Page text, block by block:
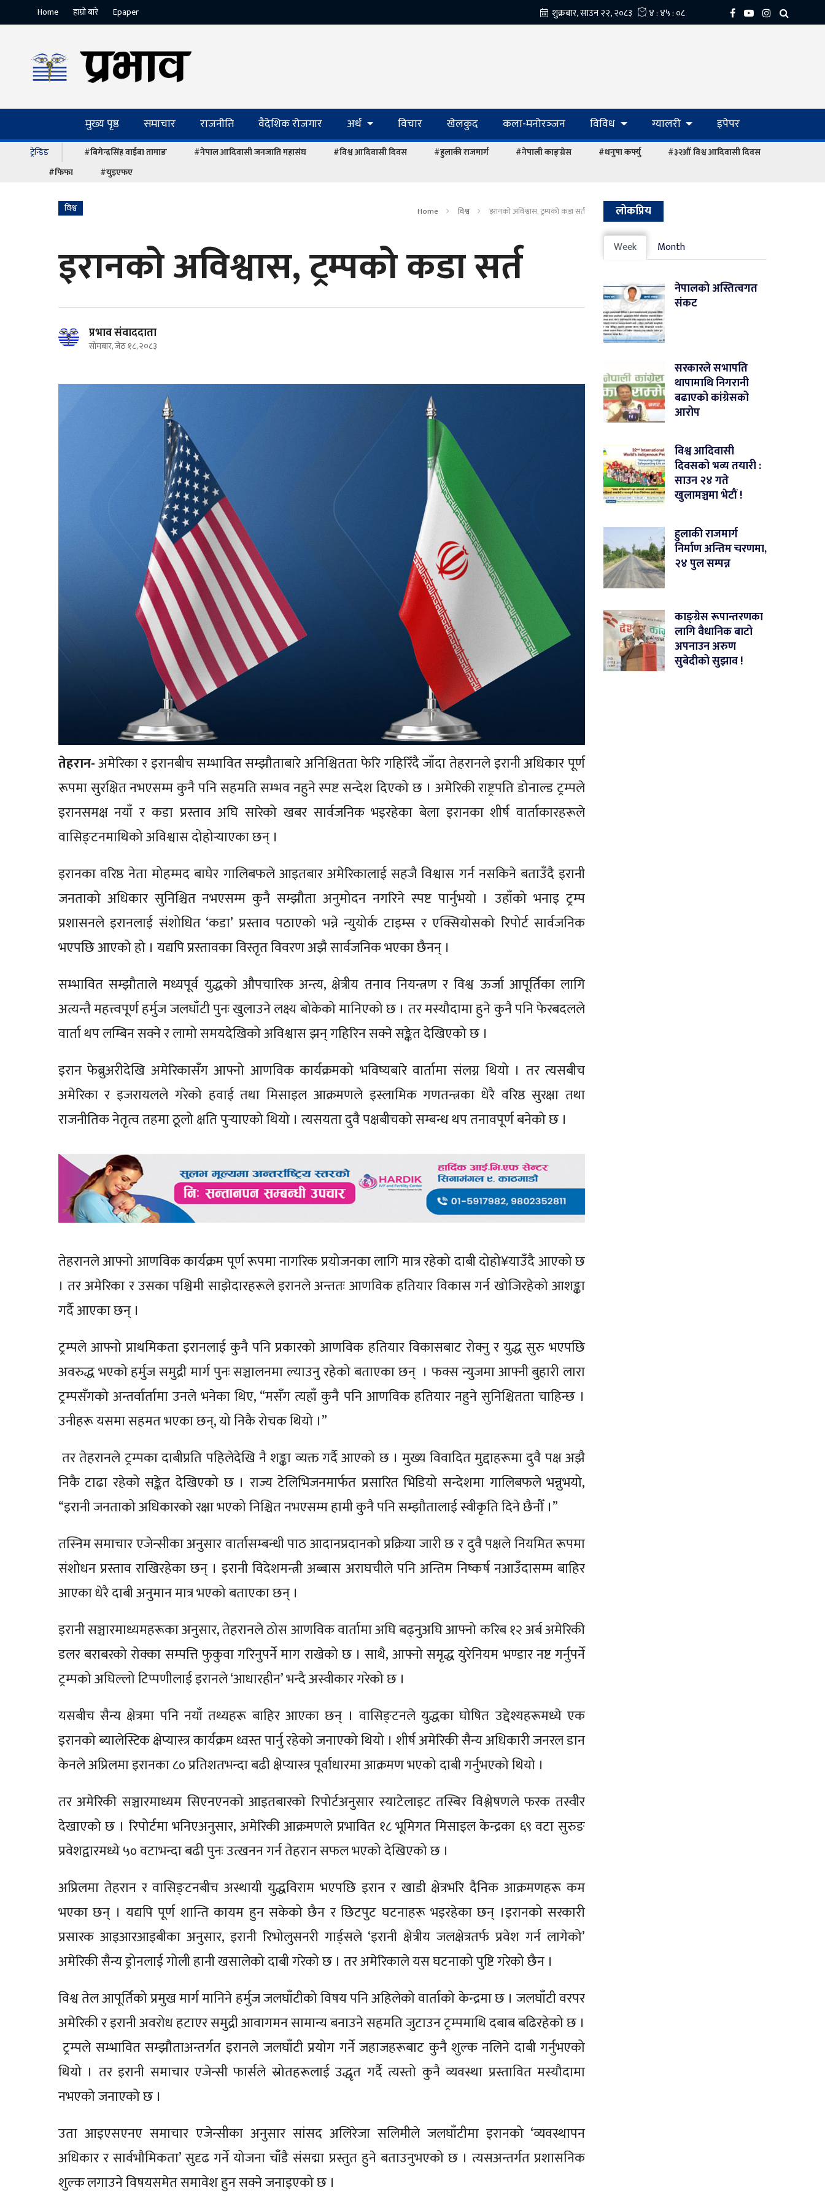
Home हाम्रो बारे Epaper
मुख्य पृष्ठ समाचार राजनीति वैदेशिक रोजगार अर्थ विचार खेलकुद कला-मनोरञ्‍जन विविध ग्यालरी इपेपर
ट्रेन्डिङ #बिगेन्द्रसिंह वाईबा तामाङ #नेपाल आदिवासी जनजाति महासंघ #विश्व आदिवासी दिवस #हुलाकी राजमार्ग #नेपाली काङ्ग्रेस #धनुषा कर्फ्यु
#३२औं विश्व आदिवासी दिवस
#फिफा
#युइएफए
विश्व Home विश्व इरानको अविश्वास, ट्रम्पको कडा सर्त
इरानको अविश्वास, ट्रम्पको कडा सर्त
प्रभाव संवाददाता
सोमबार, जेठ १८, २०८३
तेहरान-अमेरिका र इरानबीच सम्भावित सम्झौताबारे अनिश्चितता फेरि गहिरिँदै जाँदा तेहरानले इरानी अधिकार पूर्ण
रूपमा सुरक्षित नभएसम्म कुनै पनि सहमति सम्भव नहुने स्पष्ट सन्देश दिएको छ । अमेरिकी राष्ट्रपति डोनाल्ड ट्रम्पले
इरानसमक्ष नयाँ र कडा प्रस्ताव अघि सारेको खबर सार्वजनिक भइरहेका बेला इरानका शीर्ष वार्ताकारहरूले
वासिङ्टनमाथिको अविश्वास दोहोर्‍याएका छन् ।
इरानका वरिष्ठ नेता मोहम्मद बाघेर गालिबफले आइतबार अमेरिकालाई सहजै विश्वास गर्न नसकिने बताउँदै इरानी
जनताको अधिकार सुनिश्चित नभएसम्म कुनै सम्झौता अनुमोदन नगरिने स्पष्ट पार्नुभयो । उहाँको भनाइ ट्रम्प
प्रशासनले इरानलाई संशोधित ‘कडा’ प्रस्ताव पठाएको भन्ने न्युयोर्क टाइम्स र एक्सियोसको रिपोर्ट सार्वजनिक
भएपछि आएको हो । यद्यपि प्रस्तावका विस्तृत विवरण अझै सार्वजनिक भएका छैनन् ।
सम्भावित सम्झौताले मध्यपूर्व युद्धको औपचारिक अन्त्य, क्षेत्रीय तनाव नियन्त्रण र विश्व ऊर्जा आपूर्तिका लागि
अत्यन्तै महत्त्वपूर्ण हर्मुज जलघाँटी पुनः खुलाउने लक्ष्य बोकेको मानिएको छ । तर मस्यौदामा हुने कुनै पनि फेरबदलले
वार्ता थप लम्बिन सक्ने र लामो समयदेखिको अविश्वास झन् गहिरिन सक्ने सङ्केत देखिएको छ ।
इरान फेब्रुअरीदेखि अमेरिकासँग आफ्नो आणविक कार्यक्रमको भविष्यबारे वार्तामा संलग्न थियो । तर त्यसबीच
अमेरिका र इजरायलले गरेको हवाई तथा मिसाइल आक्रमणले इस्लामिक गणतन्त्रका धेरै वरिष्ठ सुरक्षा तथा
राजनीतिक नेतृत्व तहमा ठूलो क्षति पुर्‍याएको थियो । त्यसयता दुवै पक्षबीचको सम्बन्ध थप तनावपूर्ण बनेको छ ।
तेहरानले आफ्नो आणविक कार्यक्रम पूर्ण रूपमा नागरिक प्रयोजनका लागि मात्र रहेको दाबी दोहो¥याउँदै आएको छ
। तर अमेरिका र उसका पश्चिमी साझेदारहरूले इरानले अन्ततः आणविक हतियार विकास गर्न खोजिरहेको आशङ्का
गर्दै आएका छन् ।
ट्रम्पले आफ्नो प्राथमिकता इरानलाई कुनै पनि प्रकारको आणविक हतियार विकासबाट रोक्नु र युद्ध सुरु भएपछि
अवरुद्ध भएको हर्मुज समुद्री मार्ग पुनः सञ्चालनमा ल्याउनु रहेको बताएका छन् । फक्स न्युजमा आफ्नी बुहारी लारा
ट्रम्पसँगको अन्तर्वार्तामा उनले भनेका थिए, “मसँग त्यहाँ कुनै पनि आणविक हतियार नहुने सुनिश्चितता चाहिन्छ ।
उनीहरू यसमा सहमत भएका छन्, यो निकै रोचक थियो ।”
तर तेहरानले ट्रम्पका दाबीप्रति पहिलेदेखि नै शङ्का व्यक्त गर्दै आएको छ । मुख्य विवादित मुद्दाहरूमा दुवै पक्ष अझै
निकै टाढा रहेको सङ्केत देखिएको छ । राज्य टेलिभिजनमार्फत प्रसारित भिडियो सन्देशमा गालिबफले भन्नुभयो,
“इरानी जनताको अधिकारको रक्षा भएको निश्चित नभएसम्म हामी कुनै पनि सम्झौतालाई स्वीकृति दिने छैनौँ ।”
तस्निम समाचार एजेन्सीका अनुसार वार्तासम्बन्धी पाठ आदानप्रदानको प्रक्रिया जारी छ र दुवै पक्षले नियमित रूपमा
संशोधन प्रस्ताव राखिरहेका छन् । इरानी विदेशमन्त्री अब्बास अराघचीले पनि अन्तिम निष्कर्ष नआउँदासम्म बाहिर
आएका धेरै दाबी अनुमान मात्र भएको बताएका छन् ।
इरानी सञ्चारमाध्यमहरूका अनुसार, तेहरानले ठोस आणविक वार्तामा अघि बढ्नुअघि आफ्नो करिब १२ अर्ब अमेरिकी
डलर बराबरको रोक्का सम्पत्ति फुकुवा गरिनुपर्ने माग राखेको छ । साथै, आफ्नो समृद्ध युरेनियम भण्डार नष्ट गर्नुपर्ने
ट्रम्पको अघिल्लो टिप्पणीलाई इरानले ‘आधारहीन’ भन्दै अस्वीकार गरेको छ ।
यसबीच सैन्य क्षेत्रमा पनि नयाँ तथ्यहरू बाहिर आएका छन् । वासिङ्टनले युद्धका घोषित उद्देश्यहरूमध्ये एक
इरानको ब्यालेस्टिक क्षेप्यास्त्र कार्यक्रम ध्वस्त पार्नु रहेको जनाएको थियो । शीर्ष अमेरिकी सैन्य अधिकारी जनरल डान
केनले अप्रिलमा इरानका ८० प्रतिशतभन्दा बढी क्षेप्यास्त्र पूर्वाधारमा आक्रमण भएको दाबी गर्नुभएको थियो ।
तर अमेरिकी सञ्चारमाध्यम सिएनएनको आइतबारको रिपोर्टअनुसार स्याटेलाइट तस्बिर विश्लेषणले फरक तस्वीर
देखाएको छ । रिपोर्टमा भनिएअनुसार, अमेरिकी आक्रमणले प्रभावित १८ भूमिगत मिसाइल केन्द्रका ६९ वटा सुरुङ
प्रवेशद्वारमध्ये ५० वटाभन्दा बढी पुनः उत्खनन गर्न तेहरान सफल भएको देखिएको छ ।
अप्रिलमा तेहरान र वासिङ्टनबीच अस्थायी युद्धविराम भएपछि इरान र खाडी क्षेत्रभरि दैनिक आक्रमणहरू कम
भएका छन् । यद्यपि पूर्ण शान्ति कायम हुन सकेको छैन र छिटपुट घटनाहरू भइरहेका छन् ।इरानको सरकारी
प्रसारक आइआरआइबीका अनुसार, इरानी रिभोलुसनरी गार्ड्सले ‘इरानी क्षेत्रीय जलक्षेत्रतर्फ प्रवेश गर्न लागेको’
अमेरिकी सैन्य ड्रोनलाई गोली हानी खसालेको दाबी गरेको छ । तर अमेरिकाले यस घटनाको पुष्टि गरेको छैन ।
विश्व तेल आपूर्तिको प्रमुख मार्ग मानिने हर्मुज जलघाँटीको विषय पनि अहिलेको वार्ताको केन्द्रमा छ । जलघाँटी वरपर
अमेरिकी र इरानी अवरोध हटाएर समुद्री आवागमन सामान्य बनाउने सहमति जुटाउन ट्रम्पमाथि दबाब बढिरहेको छ ।
ट्रम्पले सम्भावित सम्झौताअन्तर्गत इरानले जलघाँटी प्रयोग गर्ने जहाजहरूबाट कुनै शुल्क नलिने दाबी गर्नुभएको
थियो । तर इरानी समाचार एजेन्सी फार्सले स्रोतहरूलाई उद्धृत गर्दै त्यस्तो कुनै व्यवस्था प्रस्तावित मस्यौदामा
नभएको जनाएको छ ।
उता आइएसएनए समाचार एजेन्सीका अनुसार सांसद अलिरेजा सलिमीले जलघाँटीमा इरानको ‘व्यवस्थापन
अधिकार र सार्वभौमिकता’ सुदृढ गर्ने योजना चाँडै संसद्मा प्रस्तुत हुने बताउनुभएको छ । त्यसअन्तर्गत प्रशासनिक
शुल्क लगाउने विषयसमेत समावेश हुन सक्ने जनाइएको छ ।
लोकप्रिय
Week Month
नेपालको अस्तित्वगत
संकट
सरकारले सभापति
थापामाथि निगरानी
बढाएको कांग्रेसको
आरोप
विश्व आदिवासी
दिवसको भव्य तयारी :
साउन २४ गते
खुलामञ्चमा भेटौं !
हुलाकी राजमार्ग
निर्माण अन्तिम चरणमा,
२४ पुल सम्पन्न
काङ्ग्रेस रूपान्तरणका
लागि वैधानिक बाटो
अपनाउन अरुण
सुबेदीको सुझाव !